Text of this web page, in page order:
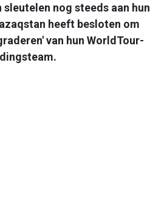
sleutelen nog steeds aan hun
heeft besloten om
van hun WorldTour-